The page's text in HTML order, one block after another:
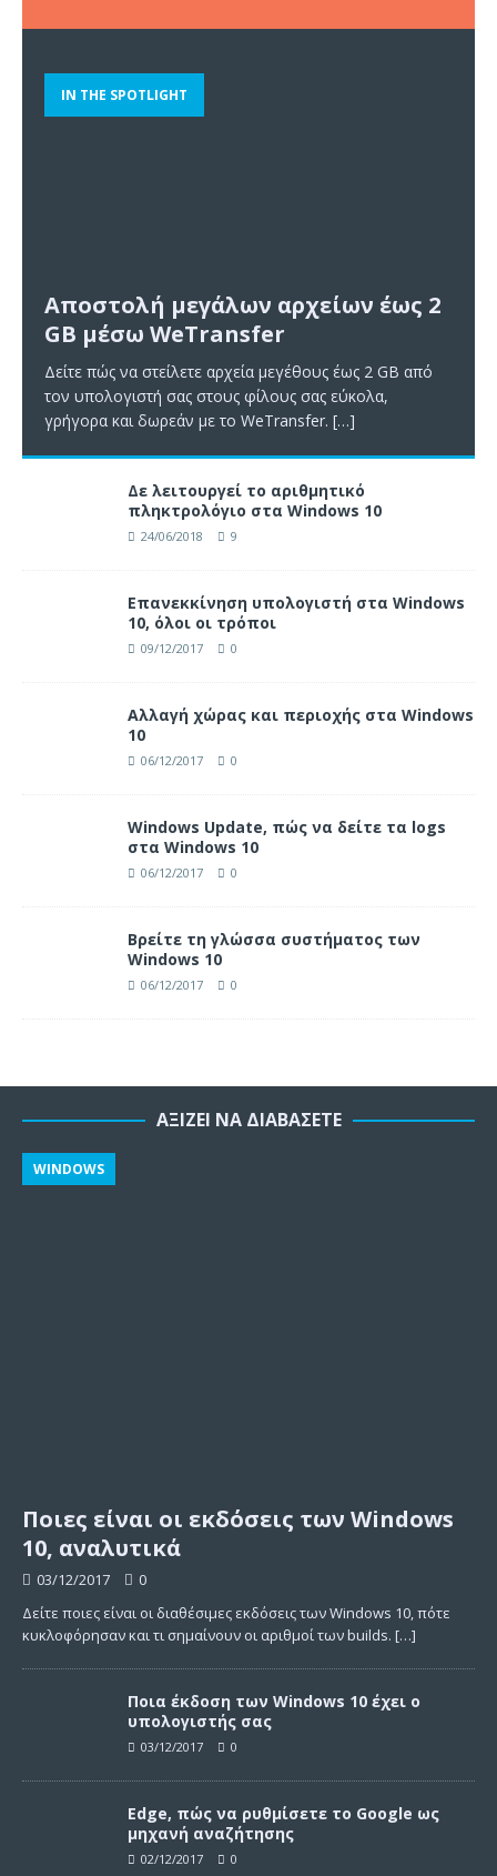
IN THE SPOTLIGHT
Αποστολή μεγάλων αρχείων έως 2
GB μέσω WeTransfer
Δείτε πώς να στείλετε αρχεία μεγέθους έως 2 GB από
τον υπολογιστή σας στους φίλους σας εύκολα,
γρήγορα και δωρεάν με το WeTransfer. […]
Δε λειτουργεί το αριθμητικό
πληκτρολόγιο στα Windows 10
24/06/2018 9
Επανεκκίνηση υπολογιστή στα Windows
10, όλοι οι τρόποι
09/12/2017 0
Αλλαγή χώρας και περιοχής στα Windows
10
06/12/2017 0
Windows Update, πώς να δείτε τα logs
στα Windows 10
06/12/2017 0
Βρείτε τη γλώσσα συστήματος των
Windows 10
06/12/2017 0
ΑΞΊΖΕΙ ΝΑ ΔΙΑΒΆΣΕΤΕ
Ποιες είναι οι εκδόσεις των Windows
10, αναλυτικά
WINDOWS
03/12/2017
0
Δείτε ποιες είναι οι διαθέσιμες εκδόσεις των Windows 10, πότε
κυκλοφόρησαν και τι σημαίνουν οι αριθμοί των builds. […]
Ποια έκδοση των Windows 10 έχει ο
υπολογιστής σας
03/12/2017 0
Edge, πώς να ρυθμίσετε το Google ως
μηχανή αναζήτησης
02/12/2017 0